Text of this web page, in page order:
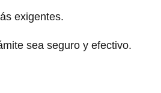
exigentes.
sea seguro y efectivo.